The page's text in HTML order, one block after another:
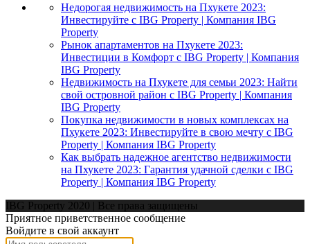
Недорогая недвижимость на Пхукете 2023:
Инвестируйте с IBG Property | Компания IBG
Property
Рынок апартаментов на Пхукете 2023:
Инвестиции в Комфорт с IBG Property | Компания
IBG Property
Недвижимость на Пхукете для семьи 2023: Найти
свой островной район с IBG Property | Компания
IBG Property
Покупка недвижимости в новых комплексах на
Пхукете 2023: Инвестируйте в свою мечту с IBG
Property | Компания IBG Property
Как выбрать надежное агентство недвижимости
на Пхукете 2023: Гарантия удачной сделки с IBG
Property | Компания IBG Property
IBG Property 2020 | Все права защищены
Приятное приветственное сообщение
Войдите в свой аккаунт